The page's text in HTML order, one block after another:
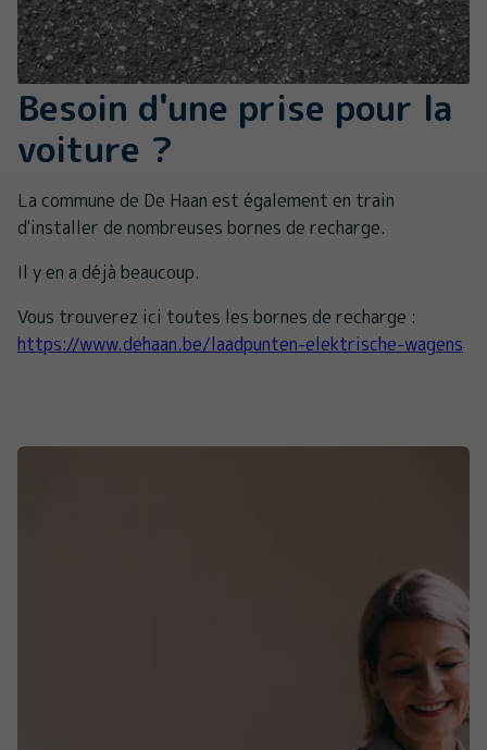
Besoin d'une prise pour la
voiture ?
La commune de De Haan est également en train
d'installer de nombreuses bornes de recharge.
Il y en a déjà beaucoup.
Vous trouverez ici toutes les bornes de recharge :
https://www.dehaan.be/laadpunten-elektrische-wagens